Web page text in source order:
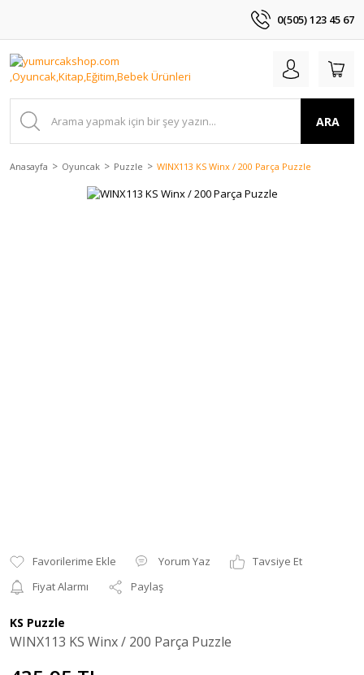
0(505) 123 45 67
ARA
Anasayfa Oyuncak Puzzle WINX113 KS Winx / 200 Parça Puzzle
Yorum Yaz
Tavsiye Et
Fiyat Alarmı
Paylaş
KS Puzzle
WINX113 KS Winx / 200 Parça Puzzle